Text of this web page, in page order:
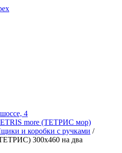
4
more (ТЕТРИС мор)
и коробки с ручками /
300х460 на два